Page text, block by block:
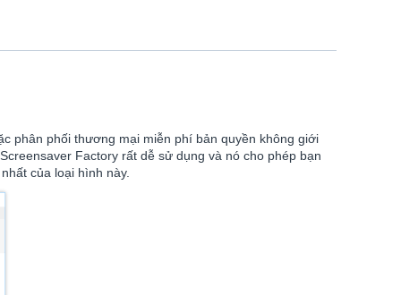
phân phối thương mại miễn phí bản quyền không giới
Factory rất dễ sử dụng và nó cho phép bạn
của loại hình này.